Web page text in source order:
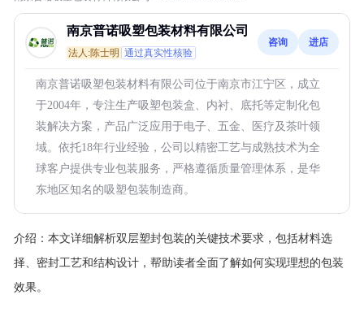
南京普诺吸塑包装材料有限公司
法人:陈士明 通过真实性核验
咨询 进店
南京普诺吸塑包装材料有限公司位于南京市江宁区，成立
于2004年，专注生产吸塑包装盒、内衬、底托等定制化包
装解决方案，产品广泛应用于电子、五金、医疗及茶叶领
域。依托18年行业经验，公司以精密工艺与成熟技术为全
球客户提供专业包装服务，严格遵循质量管理体系，是华
东地区知名的吸塑包装制造商。
介绍： 本文详细解析双层塑封包装的关键技术要求，包括材料选
择、密封工艺和结构设计，帮助读者全面了解如何实现理想的包装
效果。